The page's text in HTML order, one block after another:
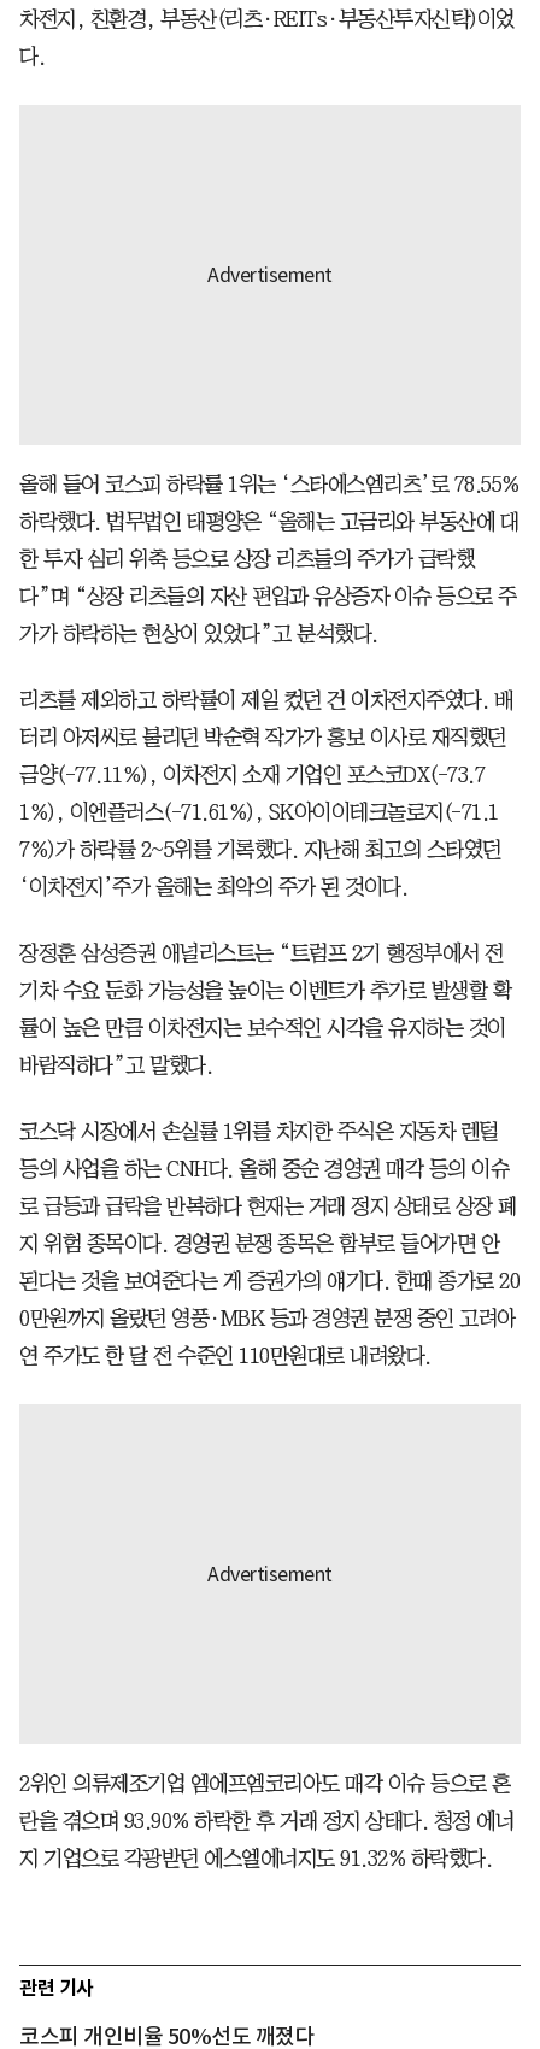
차전지, 친환경, 부동산(리츠·REITs·부동산투자신탁)이었
다.
올해 들어 코스피 하락률 1위는 ‘스타에스엠리츠’로 78.55%
하락했다. 법무법인 태평양은 “올해는 고금리와 부동산에 대
한 투자 심리 위축 등으로 상장 리츠들의 주가가 급락했
다”며 “상장 리츠들의 자산 편입과 유상증자 이슈 등으로 주
가가 하락하는 현상이 있었다”고 분석했다.
리츠를 제외하고 하락률이 제일 컸던 건 이차전지주였다. 배
터리 아저씨로 불리던 박순혁 작가가 홍보 이사로 재직했던
금양(-77.11%), 이차전지 소재 기업인 포스코DX(-73.7
1%), 이엔플러스(-71.61%), SK아이이테크놀로지(-71.1
7%)가 하락률 2~5위를 기록했다. 지난해 최고의 스타였던
‘이차전지’주가 올해는 최악의 주가 된 것이다.
장정훈 삼성증권 애널리스트는 “트럼프 2기 행정부에서 전
기차 수요 둔화 가능성을 높이는 이벤트가 추가로 발생할 확
률이 높은 만큼 이차전지는 보수적인 시각을 유지하는 것이
바람직하다”고 말했다.
코스닥 시장에서 손실률 1위를 차지한 주식은 자동차 렌털
등의 사업을 하는 CNH다. 올해 중순 경영권 매각 등의 이슈
로 급등과 급락을 반복하다 현재는 거래 정지 상태로 상장 폐
지 위험 종목이다. 경영권 분쟁 종목은 함부로 들어가면 안
된다는 것을 보여준다는 게 증권가의 얘기다. 한때 종가로 20
0만원까지 올랐던 영풍·MBK 등과 경영권 분쟁 중인 고려아
연 주가도 한 달 전 수준인 110만원대로 내려왔다.
2위인 의류제조기업 엠에프엠코리아도 매각 이슈 등으로 혼
란을 겪으며 93.90% 하락한 후 거래 정지 상태다. 청정 에너
지 기업으로 각광받던 에스엘에너지도 91.32% 하락했다.
관련 기사
코스피 개인비율 50%선도 깨졌다